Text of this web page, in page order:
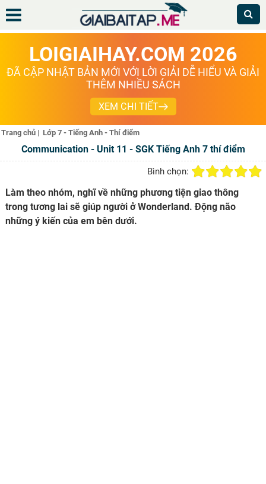
LOIGIAIHAY.COM 2026
ĐÃ CẬP NHẬT BẢN MỚI VỚI LỜI GIẢI DỄ HIỂU VÀ GIẢI
THÊM NHIỀU SÁCH
XEM CHI TIẾT
Trang chủ | Lớp 7 - Tiếng Anh - Thí điểm
Communication - Unit 11 - SGK Tiếng Anh 7 thí điểm
Bình chọn:
Làm theo nhóm, nghĩ về những phương tiện giao thông
trong tương lai sẽ giúp người ở Wonderland. Động não
những ý kiến của em bên dưới.